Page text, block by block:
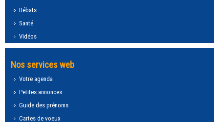
Débats
Santé
Vidéos
Nos services web
Votre agenda
Petites annonces
Guide des prénoms
Cartes de voeux